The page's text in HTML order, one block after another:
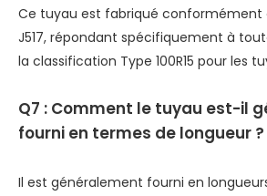
Ce tuyau est fabriqué conformément
J517, répondant spécifiquement à
la classification Type 100R15 pour les
Q7 : Comment le tuyau est-il
fourni en termes de longueur ?
Il est généralement fourni en